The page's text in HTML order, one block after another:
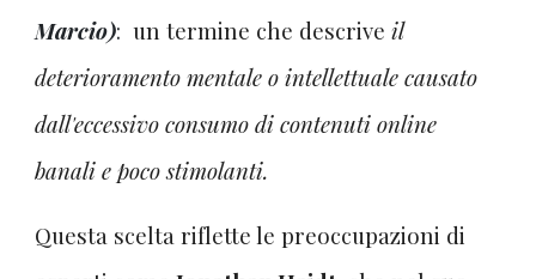
Marcio): un termine che descriveil
deterioramento mentale o intellettuale causato
dall'eccessivo consumo di contenuti online
banali e poco stimolanti.
Questa scelta riflette le preoccupazioni di